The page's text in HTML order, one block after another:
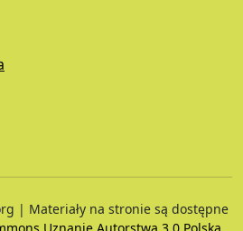
| Materiały na stronie są dostępne